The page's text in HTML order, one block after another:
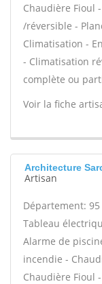
Chaudière Fioul
/réversible -
Climatisation -
- Climatisation
complète ou
Voir la fiche
Architecture
Artisan
Département: 95
Tableau
Alarme de
incendie -
Chaudière Fioul